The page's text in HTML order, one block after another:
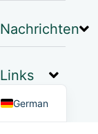
Nachrichten
Links
German
English